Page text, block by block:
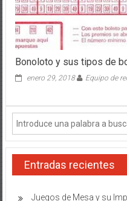
Bonoloto y sus tipos de
enero 29, 2018 Equipo de
Entradas recientes
Juegos de Mesa y su